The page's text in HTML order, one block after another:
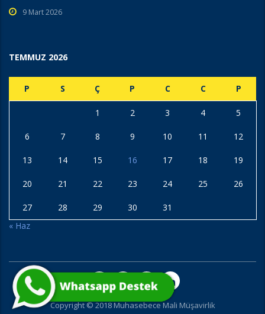
9 Mart 2026
TEMMUZ 2026
P S Ç P C C P
1 2 3 4 5
6 7 8 9 10 11 12
13 14 15 16 17 18 19
20 21 22 23 24 25 26
27 28 29 30
31
« Haz
Copyright © 2018 Muhasebece Mali Müşavirlik